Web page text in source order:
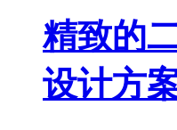
精致的
设计方